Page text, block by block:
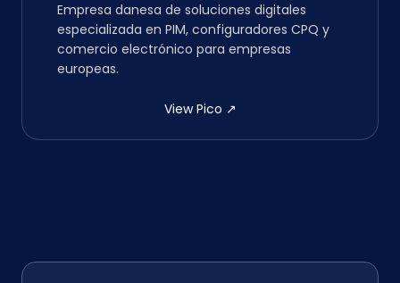
Empresa danesa de soluciones digitales
especializada en PIM, configuradores CPQ y
comercio electrónico para empresas
europeas.
View Pico ↗